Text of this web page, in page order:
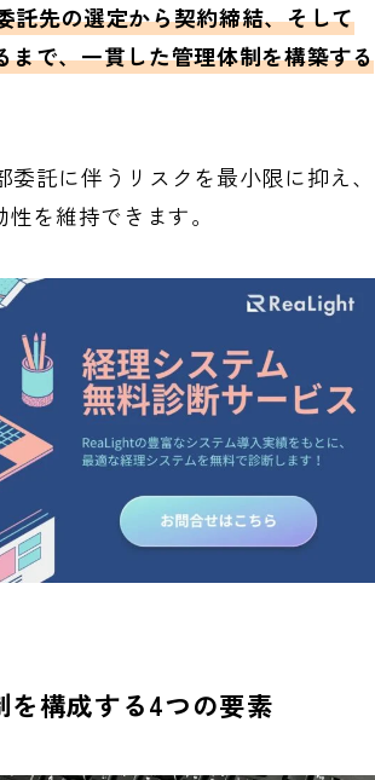
託先の選定から契約締結、そして
まで、一貫した管理体制を構築する
委託に伴うリスクを最小限に抑え、
を維持できます。
構成する4つの要素